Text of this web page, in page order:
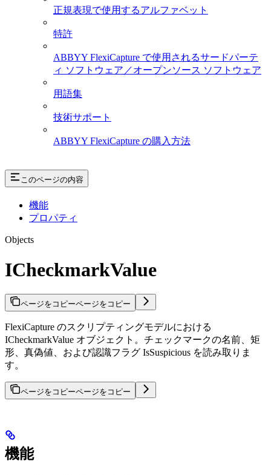
正規表現で使用するアルファベット
特許
ABBYY FlexiCapture で使用されるサードパーテ
ィ ソフトウェア／オープンソース ソフトウェア
用語集
技術サポート
ABBYY FlexiCapture の購入方法
このページの内容
機能
プロパティ
Objects
ICheckmarkValue
ページをコピーページをコピー
FlexiCapture のスクリプティングモデルにおける
ICheckmarkValue オブジェクト。チェックマークの名前、矩
形、真偽値、および認識フラグ IsSuspicious を読み取りま
す。
ページをコピーページをコピー
機能